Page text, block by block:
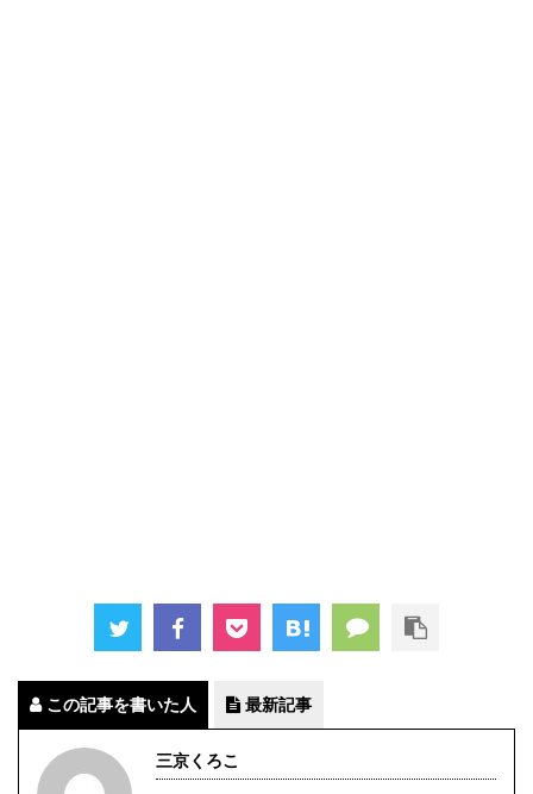
この記事を書いた人 最新記事
三京くろこ